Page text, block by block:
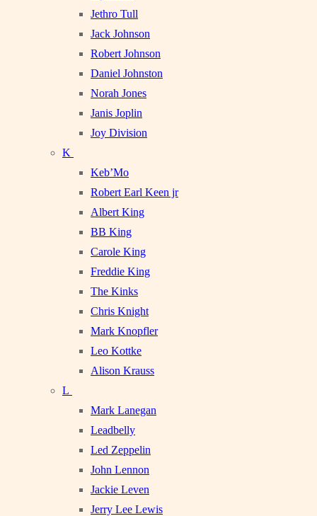
Jethro Tull
Jack Johnson
Robert Johnson
Daniel Johnston
Norah Jones
Janis Joplin
Joy Division
K
Keb’Mo
Robert Earl Keen jr
Albert King
BB King
Carole King
Freddie King
The Kinks
Chris Knight
Mark Knopfler
Leo Kottke
Alison Krauss
L
Mark Lanegan
Leadbelly
Led Zeppelin
John Lennon
Jackie Leven
Jerry Lee Lewis